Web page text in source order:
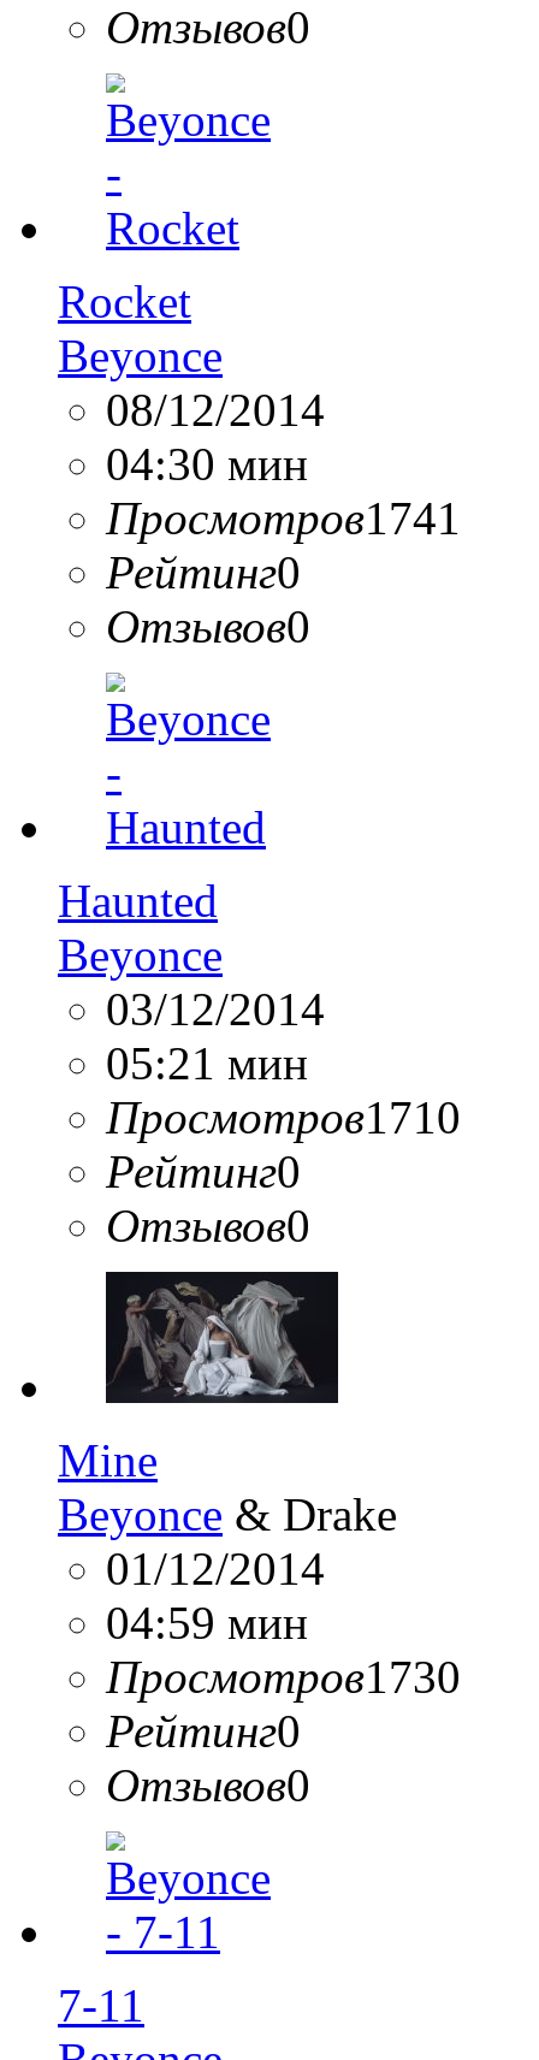
Отзывов0
Rocket
Beyonce
08/12/2014
04:30 мин
Просмотров1741
Рейтинг0
Отзывов0
Haunted
Beyonce
03/12/2014
05:21 мин
Просмотров1710
Рейтинг0
Отзывов0
Mine
Beyonce & Drake
01/12/2014
04:59 мин
Просмотров1730
Рейтинг0
Отзывов0
7-11